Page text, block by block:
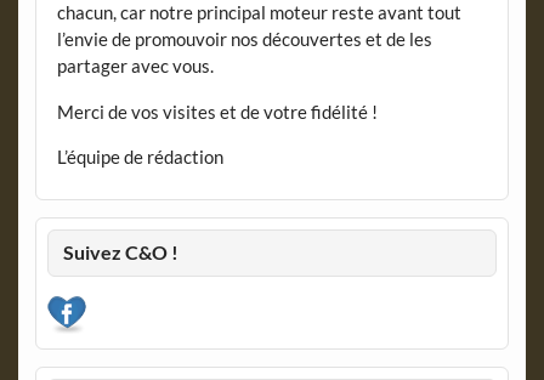
chacun, car notre principal moteur reste avant tout
l’envie de promouvoir nos découvertes et de les
partager avec vous.
Merci de vos visites et de votre fidélité !
L’équipe de rédaction
Suivez C&O !